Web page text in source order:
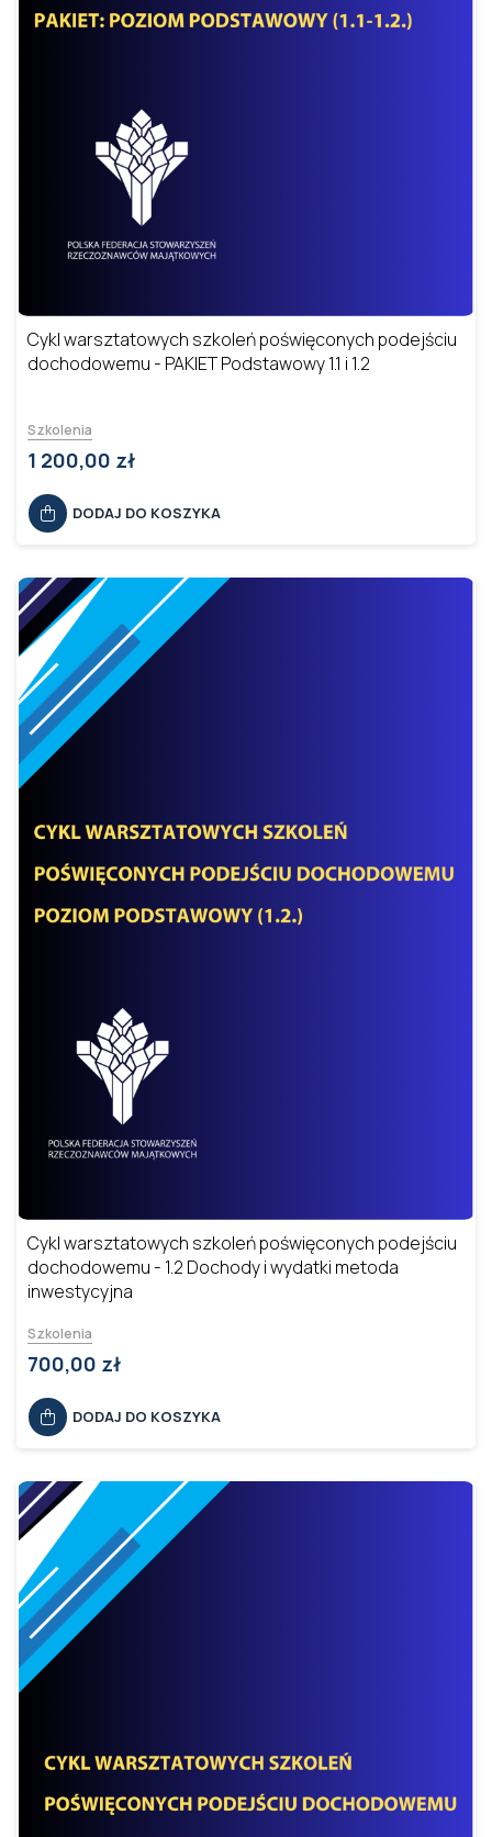
Cykl warsztatowych szkoleń poświęconych podejściu
dochodowemu - PAKIET Podstawowy 1.1 i 1.2
Szkolenia
1 200,00 zł
DODAJ DO KOSZYKA
Cykl warsztatowych szkoleń poświęconych podejściu
dochodowemu - 1.2 Dochody i wydatki metoda
inwestycyjna
Szkolenia
700,00 zł
DODAJ DO KOSZYKA